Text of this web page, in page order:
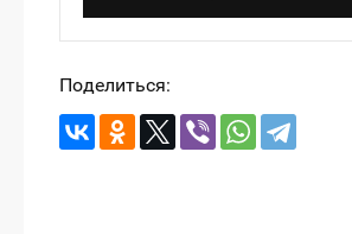
Поделиться: